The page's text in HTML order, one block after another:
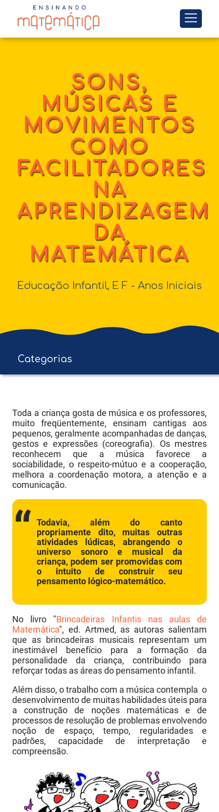
SONS,
MÚSICAS E
MOVIMENTOS
COMO
FACILITADORES
NA
APRENDIZAGEM
DA
MATEMÁTICA
Educação Infantil, E F - Anos Iniciais
Categorias
E F - Anos Finais
Ens. Médio
Ens. Superior
Toda a criança gosta de música e os professores,
muito freqüentemente, ensinam cantigas aos
pequenos, geralmente acompanhadas de danças,
gestos e expressões (coreografia). Os mestres
reconhecem que a música favorece a
sociabilidade, o respeito-mútuo e a cooperação,
melhora a coordenação motora, a atenção e a
comunicação.
Todavia, além do canto
propriamente dito, muitas outras
atividades lúdicas, abrangendo o
universo sonoro e musical da
criança, podem ser promovidas com
o intuito de construir seu
pensamento lógico-matemático.
No livro "Brincadeiras Infantis nas aulas de
Matemática", ed. Artmed, as autoras salientam
que as brincadeiras musicais representam um
inestimável benefício para a formação da
personalidade da criança, contribuindo para
reforçar todas as áreas do pensamento infantil.
Além disso, o trabalho com a música contempla o
desenvolvimento de muitas habilidades úteis para
a construção de noções matemáticas e de
processos de resolução de problemas envolvendo
noção de espaço, tempo, regularidades e
padrões, capacidade de interpretação e
compreensão.